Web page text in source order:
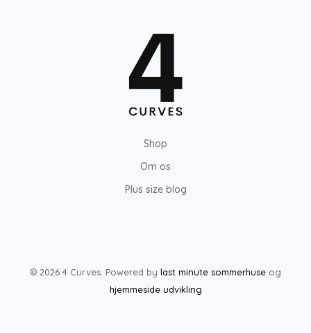
Shop
Om os
Plus size blog
© 2026 4 Curves. Powered by last minute sommerhuse og
hjemmeside udvikling